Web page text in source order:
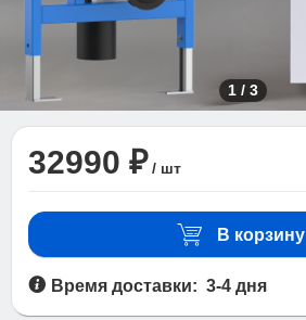
1 / 3
32990 ₽ / шт
В корзину
Время доставки: 3-4 дня